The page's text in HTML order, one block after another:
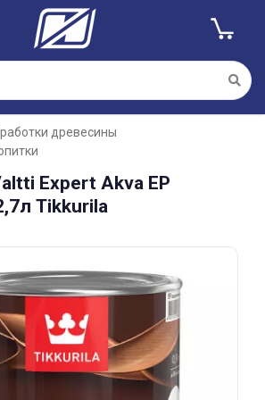
древесины
Expert Akva EP
Tikkurila
банков
части